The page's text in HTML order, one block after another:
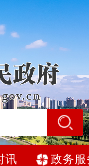
讯 政务服